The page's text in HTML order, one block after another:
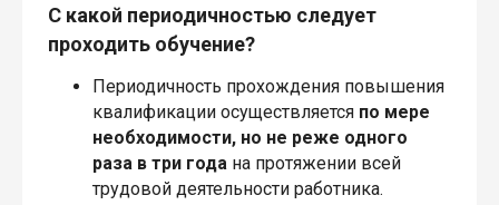
С какой периодичностью следует
проходить обучение?
Периодичность прохождения повышения
квалификации осуществляется по мере
необходимости, но не реже одного
раза в три года на протяжении всей
трудовой деятельности работника.